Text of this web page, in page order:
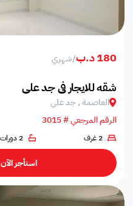
180 د.ب /شهري
شقه للايجار في جد علي
العاصمة , جد علي
الرقم المرجعي # 3015
2 غرف 2 دورات مياه
استأجر الآن